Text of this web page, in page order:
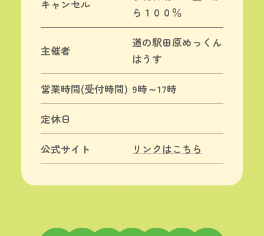
キャンセル
ら１００％
主催者
道の駅田原めっくん
はうす
営業時間(受付時間) 9時～17時
定休日
公式サイト リンクはこちら